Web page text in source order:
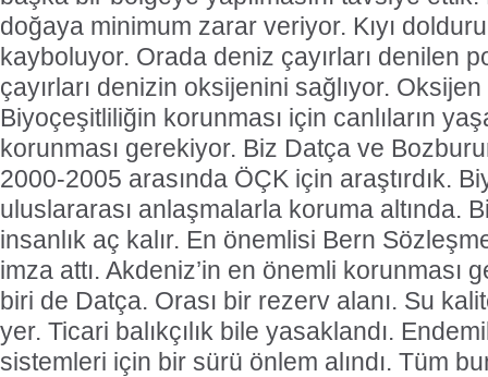
doğaya minimum zarar veriyor. Kıyı
kayboluyor. Orada deniz çayırları denilen
çayırları denizin oksijenini sağlıyor.
Biyoçeşitliliğin korunması için canlıların
korunması gerekiyor. Biz Datça ve
2000-2005 arasında ÖÇK için araştırdık.
uluslararası anlaşmalarla koruma altında.
insanlık aç kalır. En önemlisi Bern
imza attı. Akdeniz’in en önemli korunması
biri de Datça. Orası bir rezerv alanı. Su
yer. Ticari balıkçılık bile yasaklandı.
sistemleri için bir sürü önlem alındı. Tüm